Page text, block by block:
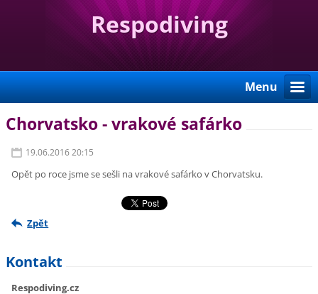
Respodiving
Menu
Chorvatsko - vrakové safárko
19.06.2016 20:15
Opět po roce jsme se sešli na vrakové safárko v Chorvatsku.
Zpět
Kontakt
Respodiving.cz